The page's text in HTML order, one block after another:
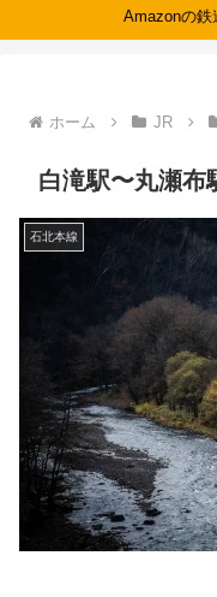
Amazonの鉄
ホーム JR
白滝駅〜丸瀬布
石北本線